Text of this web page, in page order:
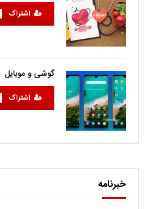
اشتراک
گوشی و موبایل
اشتراک
خبرنامه